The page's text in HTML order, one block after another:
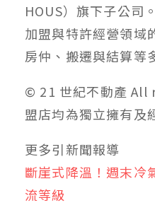
HOUS）旗下子公司
加盟與特許經營領域
房仲、搬遷與結算等
© 21 世紀不動產
盟店均為獨立擁有及
更多引新聞報導
斷崖式降溫！週末
流等級